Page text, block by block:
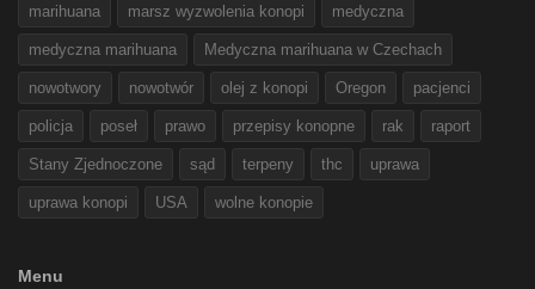
marihuana marsz wyzwolenia konopi medyczna
medyczna marihuana Medyczna marihuana w Czechach
nowotwory nowotwór olej z konopi Oregon pacjenci
policja poseł prawo przepisy konopne rak raport
Stany Zjednoczone sąd terpeny thc uprawa
uprawa konopi USA wolne konopie
Menu